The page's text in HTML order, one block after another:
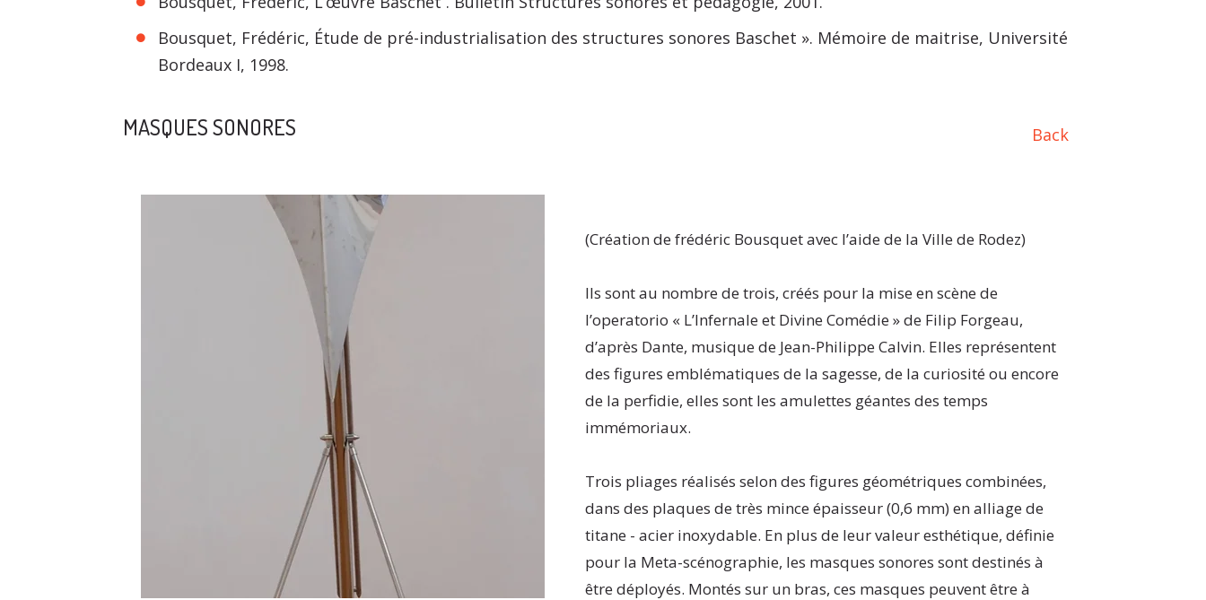
Bousquet, Frédéric, Étude de pré-industrialisation des structures sonores Baschet ». Mémoire de maitrise, Université
Bordeaux I, 1998.
Back
MASQUES SONORES
(Création de frédéric Bousquet avec l’aide de la Ville de Rodez)
Ils sont au nombre de trois, créés pour la mise en scène de
l’operatorio « L’Infernale et Divine Comédie » de Filip Forgeau,
d’après Dante, musique de Jean-Philippe Calvin. Elles représentent
des figures emblématiques de la sagesse, de la curiosité ou encore
de la perfidie, elles sont les amulettes géantes des temps
immémoriaux.
Trois pliages réalisés selon des figures géométriques combinées,
dans des plaques de très mince épaisseur (0,6 mm) en alliage de
titane - acier inoxydable. En plus de leur valeur esthétique, définie
pour la Meta-scénographie, les masques sonores sont destinés à
être déployés. Montés sur un bras, ces masques peuvent être à